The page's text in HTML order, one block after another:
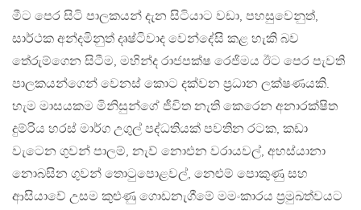
මීට පෙර සිටි පාලකයන් දැන සිටියාට වඩා, පහසුවෙනුත්,
සාර්ථක අන්දමිනුත් දෘෂ්ටිවාද වෙන්දේසි කළ හැකි බව
තේරුම්ගෙන සිටීම, මහින්ද රාජපක්ෂ රෙජිමය ඊට පෙර පැවති
පාලකයන්ගෙන් වෙනස් කොට දක්වන ප‍්‍රධාන ලක්ෂණයකි.
හැම මාසයකම මිනිසුන්ගේ ජීවිත නැති කෙරෙන අනාරක්ෂිත
දුම්රිය හරස් මාර්ග උගුල් පද්ධතියක් පවතින රටක, කඩා
වැටෙන ගුවන් පාලම්, නැව් නොඑන වරායවල්, අහස්යානා
නොබසින ගුවන් තොටුපොළවල්, නෙළුම් පොකුණු සහ
ආසියාවේ උසම කුළුණු ගොඩනැගීමේ මමංකාරය ප‍්‍රමුඛත්වයට